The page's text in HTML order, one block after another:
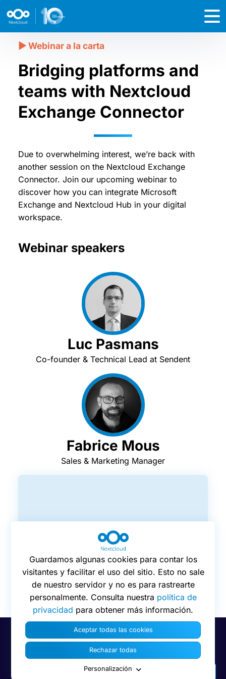
Bridging platforms and
teams with Nextcloud
Exchange Connector
Due to overwhelming interest, we’re back with
another session on the Nextcloud Exchange
Connector. Join our upcoming webinar to
discover how you can integrate Microsoft
Exchange and Nextcloud Hub in your digital
workspace.
Webinar speakers
Luc Pasmans
Co-founder & Technical Lead at Sendent
Fabrice Mous
Sales & Marketing Manager
Preferencias de cookies Privacy
© 2016 - 2026 Nextcloud GmbH
Guardamos algunas cookies para contar los
visitantes y facilitar el uso del sitio. Esto no sale
de nuestro servidor y no es para rastrearte
personalmente. Consulta nuestra política de
privacidad para obtener más información.
Aceptar todas las cookies
Rechazar todas
Personalización